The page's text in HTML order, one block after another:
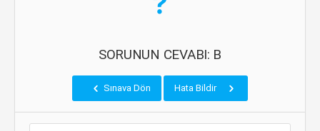
SORUNUN CEVABI: B
Sınava Dön Hata Bildir